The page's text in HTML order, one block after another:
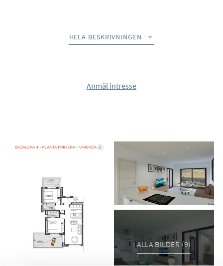
ett utmärkt tillfälle att hitta ditt nästa hem med möjligheten
Varje lägenhet har en öppen planlösning mellan vardagsrum
och kök, vilket ger en ljus och rymlig känsla – perfekt för både
vardag och umgänge. Här finns två generösa sovrum och två
moderna badrum, varav ett en-suite till master bedroom, för
extra komfort och avskildhet. Från vardagsrummet och ett av
sovrummen når du en solig terrass med gott om plats för
solstolar och utemöbler. För markplanslägenheterna ingår
en privat trädgård medan takvåningarna har en stor
takterrass med utrymme för solbad, matplats och en
grillhörna, där du kan njuta av utsikten över området.
HELA BESKRIVNINGEN
Anmäl intresse
ALLA BILDER (9)